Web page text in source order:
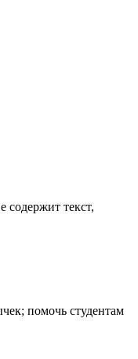
содержит текст,
помочь студентам